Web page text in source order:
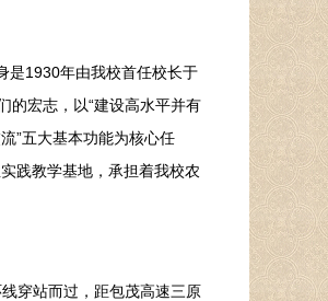
1930年由我校首任校长于
的宏志，以“建设高水平并有
”五大基本功能为核心任
践教学基地，承担着我校农
穿站而过，距包茂高速三原